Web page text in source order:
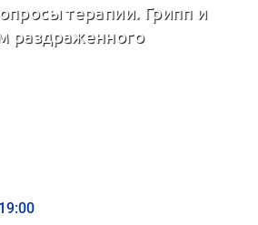
терапии. Грипп и
раздраженного